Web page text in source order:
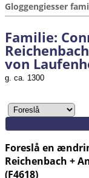
Gloggengiesser
Familie:
von
g. ca. 1300
Foreslå en
Reichenbach +
(F4618)